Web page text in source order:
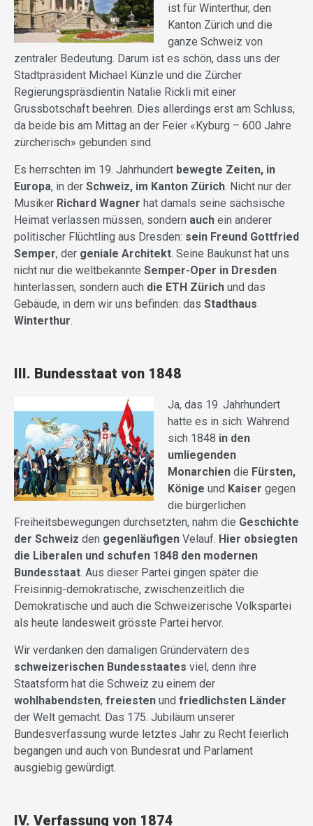
ist für Winterthur, den
Kanton Zürich und die
ganze Schweiz von
zentraler Bedeutung. Darum ist es schön, dass uns der
Stadtpräsident Michael Künzle und die Zürcher
Regierungspräsdientin Natalie Rickli mit einer
Grussbotschaft beehren. Dies allerdings erst am Schluss,
da beide bis am Mittag an der Feier «Kyburg – 600 Jahre
zürcherisch» gebunden sind.
Es herrschten im 19. Jahrhundert bewegte Zeiten, in
Europa, in der Schweiz, im Kanton Zürich. Nicht nur der
Musiker Richard Wagner hat damals seine sächsische
Heimat verlassen müssen, sondern auch ein anderer
politischer Flüchtling aus Dresden: sein Freund Gottfried
Semper, der geniale Architekt. Seine Baukunst hat uns
nicht nur die weltbekannte Semper-Oper in Dresden
hinterlassen, sondern auch die ETH Zürich und das
Gebäude, in dem wir uns befinden: das Stadthaus
Winterthur.
III. Bundesstaat von 1848
Ja, das 19. Jahrhundert
hatte es in sich: Während
sich 1848 in den
umliegenden
Monarchien die Fürsten,
Könige und Kaiser gegen
die bürgerlichen
Freiheitsbewegungen durchsetzten, nahm die Geschichte
der Schweiz den gegenläufigen Velauf. Hier obsiegten
die Liberalen und schufen 1848 den modernen
Bundesstaat. Aus dieser Partei gingen später die
Freisinnig-demokratische, zwischenzeitlich die
Demokratische und auch die Schweizerische Volkspartei
als heute landesweit grösste Partei hervor.
Wir verdanken den damaligen Gründervätern des
schweizerischen Bundesstaates viel, denn ihre
Staatsform hat die Schweiz zu einem der
wohlhabendsten, freiesten und friedlichsten Länder
der Welt gemacht. Das 175. Jubiläum unserer
Bundesverfassung wurde letztes Jahr zu Recht feierlich
begangen und auch von Bundesrat und Parlament
ausgiebig gewürdigt.
IV. Verfassung von 1874